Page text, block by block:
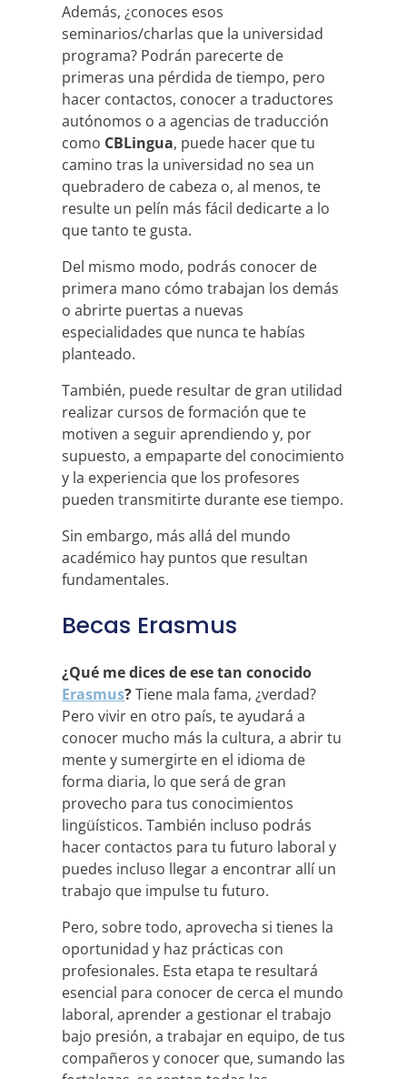
Además, ¿conoces esos
seminarios/charlas que la universidad
programa? Podrán parecerte de
primeras una pérdida de tiempo, pero
hacer contactos, conocer a traductores
autónomos o a agencias de traducción
como CBLingua, puede hacer que tu
camino tras la universidad no sea un
quebradero de cabeza o, al menos, te
resulte un pelín más fácil dedicarte a lo
que tanto te gusta.
Del mismo modo, podrás conocer de
primera mano cómo trabajan los demás
o abrirte puertas a nuevas
especialidades que nunca te habías
planteado.
También, puede resultar de gran utilidad
realizar cursos de formación que te
motiven a seguir aprendiendo y, por
supuesto, a empaparte del conocimiento
y la experiencia que los profesores
pueden transmitirte durante ese tiempo.
Sin embargo, más allá del mundo
académico hay puntos que resultan
fundamentales.
Becas Erasmus
¿Qué me dices de ese tan conocido
Erasmus?Tiene mala fama, ¿verdad?
Pero vivir en otro país, te ayudará a
conocer mucho más la cultura, a abrir tu
mente y sumergirte en el idioma de
forma diaria, lo que será de gran
provecho para tus conocimientos
lingüísticos. También incluso podrás
hacer contactos para tu futuro laboral y
puedes incluso llegar a encontrar allí un
trabajo que impulse tu futuro.
Pero, sobre todo, aprovecha si tienes la
oportunidad y haz prácticas con
profesionales. Esta etapa te resultará
esencial para conocer de cerca el mundo
laboral, aprender a gestionar el trabajo
bajo presión, a trabajar en equipo, de tus
compañeros y conocer que, sumando las